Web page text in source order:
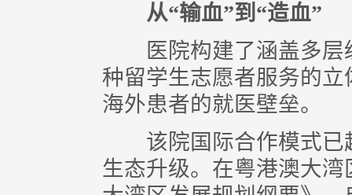
从“输血”到“造血”
医院构建了涵盖多层
种留学生志愿者服务的
海外患者的就医壁垒。
该院国际合作模式已
生态升级。在粤港澳大